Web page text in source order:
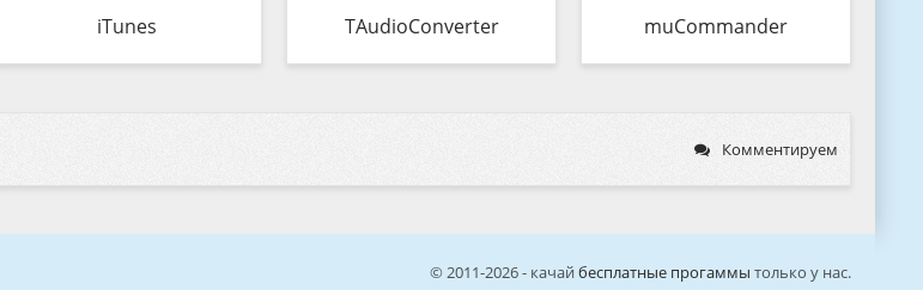
iTunes TAudioConverter muCommander
Комментируем
© 2011-2026 - качай бесплатные прогаммы только у нас.